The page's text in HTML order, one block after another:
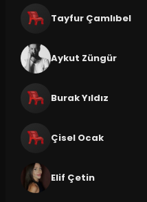
Tayfur Çamlıbel
Aykut Züngür
Burak Yıldız
Çisel Ocak
Elif Çetin